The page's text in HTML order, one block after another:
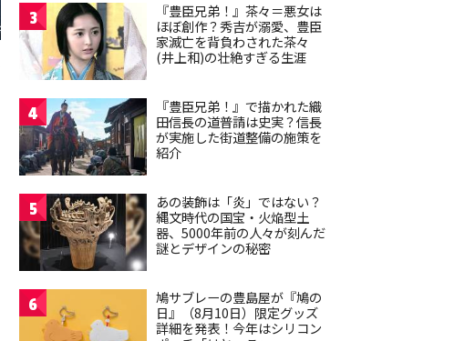
3
『豊臣兄弟！』茶々＝悪女は
ほぼ創作？秀吉が溺愛、豊臣
家滅亡を背負わされた茶々
(井上和)の壮絶すぎる生涯
4
『豊臣兄弟！』で描かれた織
田信長の道普請は史実？信長
が実施した街道整備の施策を
紹介
5
あの装飾は「炎」ではない？
縄文時代の国宝・火焔型土
器、5000年前の人々が刻んだ
謎とデザインの秘密
6
鳩サブレーの豊島屋が『鳩の
日』（8月10日）限定グッズ
詳細を発表！今年はシリコン